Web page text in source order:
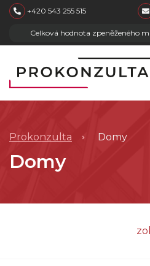
skip to main content
+420 543 255 515
Celková hodnota zpeněženého
Prokonzulta Domy
Domy